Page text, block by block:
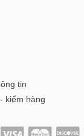
tin
kiểm hàng